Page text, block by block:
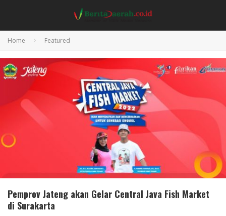
Home Featured
Pemprov Jateng akan Gelar Central Java Fish Market
di Surakarta